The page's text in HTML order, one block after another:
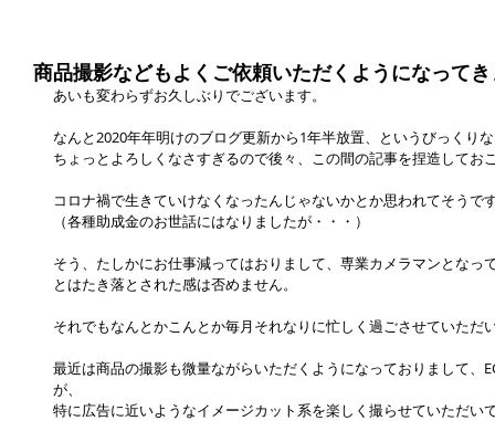
商品撮影などもよくご依頼いただくようになって
あいも変わらずお久しぶりでございます。
なんと2020年年明けのブログ更新から1年半放置、というびっくり
ちょっとよろしくなさすぎるので後々、この間の記事を捏造してお
コロナ禍で生きていけなくなったんじゃないかとか思われてそうで
（各種助成金のお世話にはなりましたが・・・）
そう、たしかにお仕事減ってはおりまして、専業カメラマンとなっ
とはたき落とされた感は否めません。
それでもなんとかこんとか毎月それなりに忙しく過ごさせていただ
最近は商品の撮影も微量ながらいただくようになっておりまして、
が、
特に広告に近いようなイメージカット系を楽しく撮らせていただい